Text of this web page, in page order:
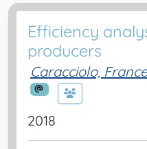
Efficiency
producers
Caracciolo,
2018